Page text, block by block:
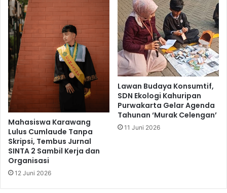
Mahasiswa Karawang
Lulus Cumlaude Tanpa
Skripsi, Tembus Jurnal
SINTA 2 Sambil Kerja dan
Organisasi
12 Juni 2026
Lawan Budaya Konsumtif,
SDN Ekologi Kahuripan
Purwakarta Gelar Agenda
Tahunan ‘Murak Celengan’
11 Juni 2026